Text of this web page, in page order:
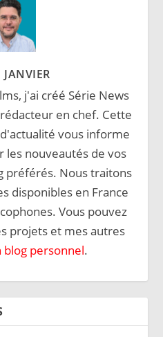
j'ai créé Série News
en chef. Cette
vous informe
nouveautés de vos
préférés. Nous traitons
disponibles en France
Vous pouvez
projets et mes autres
blog personnel.